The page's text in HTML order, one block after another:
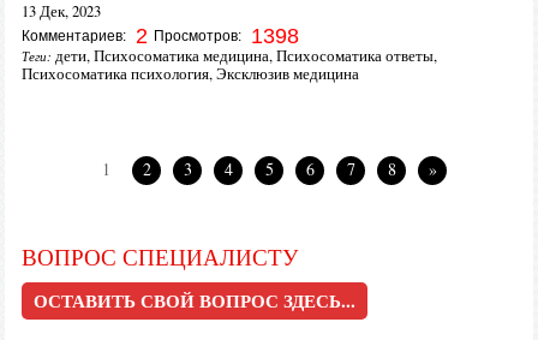
13 Дек, 2023
Комментариев: 2 Просмотров: 1398
Теги: дети,Психосоматика медицина,Психосоматика ответы,
Психосоматика психология,Эксклюзив медицина
1 2 3 4 5 6 7 8 »
ВОПРОС СПЕЦИАЛИСТУ
ОСТАВИТЬ СВОЙ ВОПРОС ЗДЕСЬ...